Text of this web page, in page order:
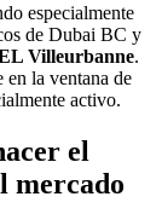
especialmente
de Dubai BC y
Villeurbanne.
en la ventana de
activo.
el
mercado